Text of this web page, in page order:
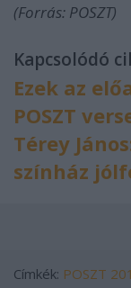
(Forrás: POSZT)
Kapcsolódó
Ezek az
POSZT
Térey
színház
Címkék: POSZT